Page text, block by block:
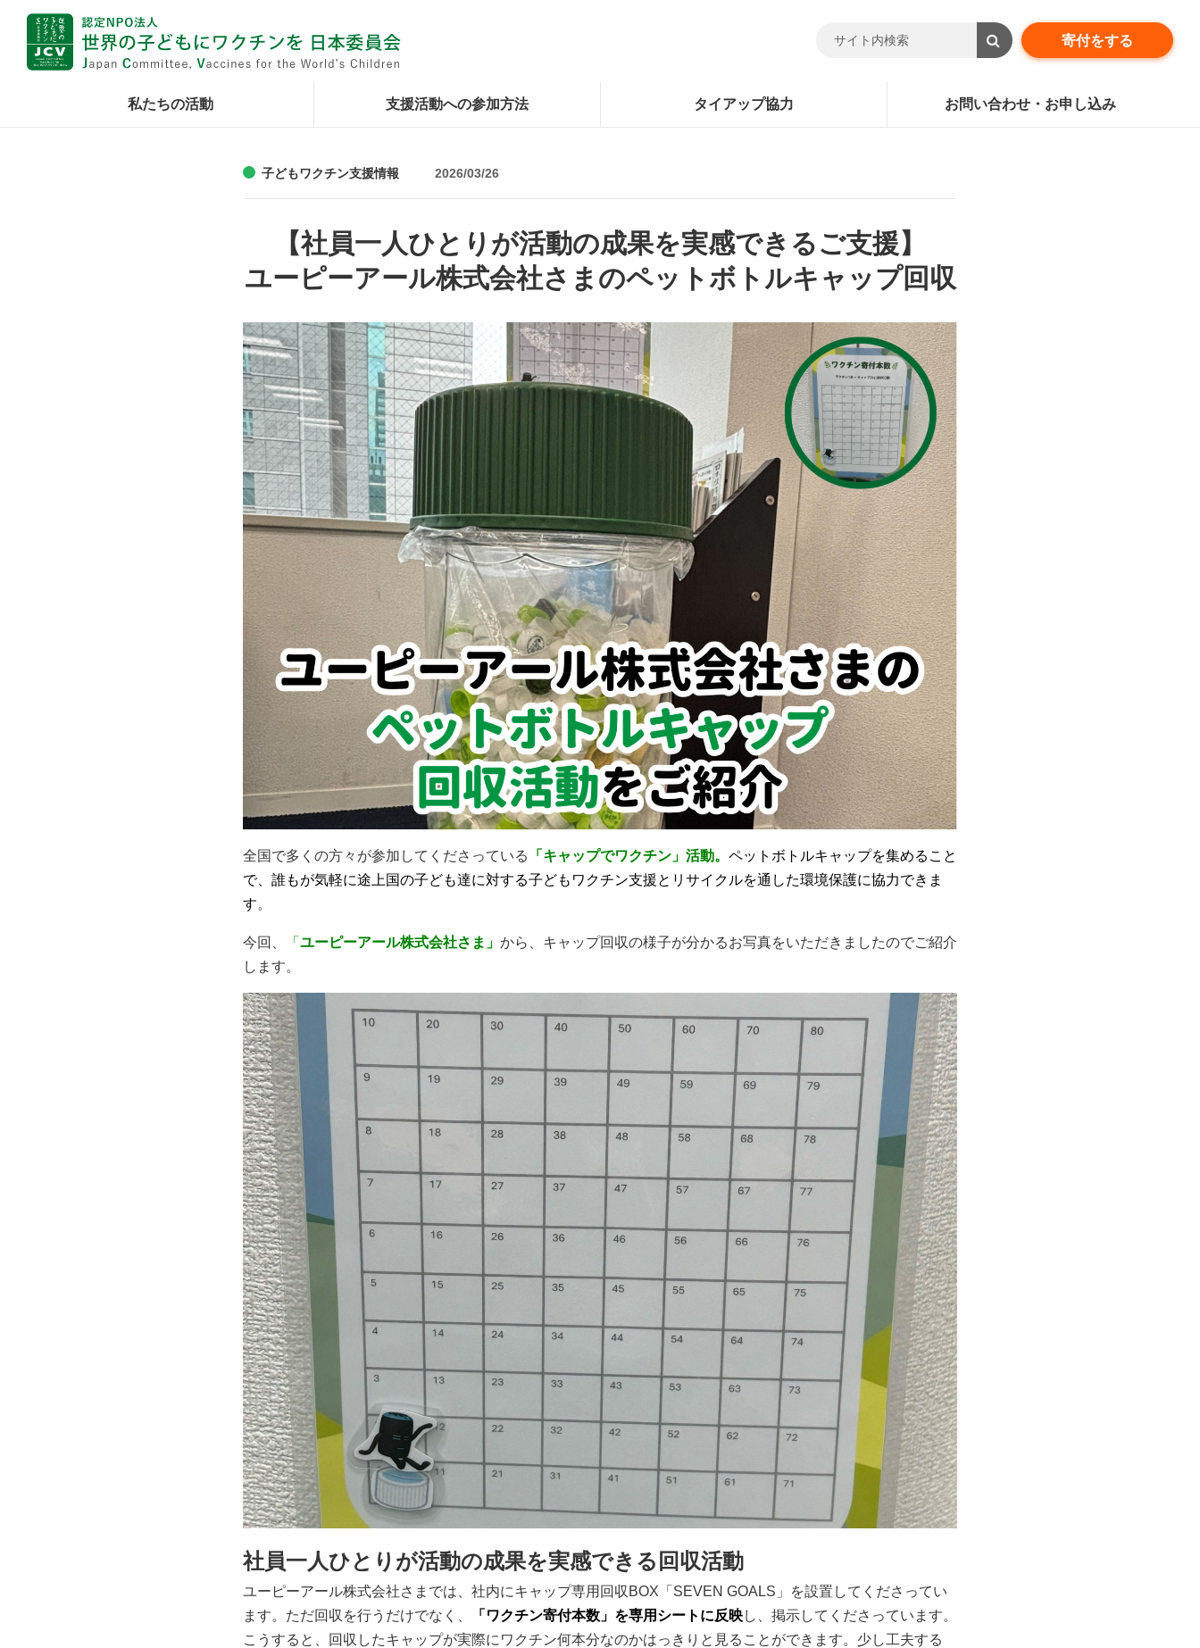
寄付をする
私たちの活動 支援活動への参加方法 タイアップ協力 お問い合わせ・お申し込み
子どもワクチン支援情報 2026/03/26
【社員一人ひとりが活動の成果を実感できるご支援】
ユーピーアール株式会社さまのペットボトルキャップ回収
全国で多くの方々が参加してくださっている 「キャップでワクチン」活動。 ペットボトルキャップを集めること
で、誰もが気軽に途上国の子ども達に対する子どもワクチン支援とリサイクルを通した環境保護に協力できま
す。
今回、 「 ユーピーアール株式会社さま」 から、キャップ回収の様子が分かるお写真をいただきましたのでご紹介
します。
社員一人ひとりが活動の成果を実感できる回収活動
ユーピーアール株式会社さまでは、社内にキャップ専用回収BOX「SEVEN GOALS」を設置してくださってい
ます。ただ回収を行うだけでなく、
「ワクチン寄付本数」を専用シートに反映し、掲示してくださっています。
こうすると、回収したキャップが実際にワクチン何本分なのかはっきりと見ることができます。少し工夫する